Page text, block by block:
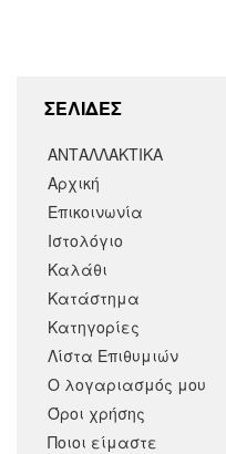
ΣΕΛΙΔΕΣ
ΑΝΤΑΛΛΑΚΤΙΚΑ
Αρχική
Επικοινωνία
Ιστολόγιο
Καλάθι
Κατάστημα
Κατηγορίες
Λίστα Επιθυμιών
Ο λογαριασμός μου
Όροι χρήσης
Ποιοι είμαστε